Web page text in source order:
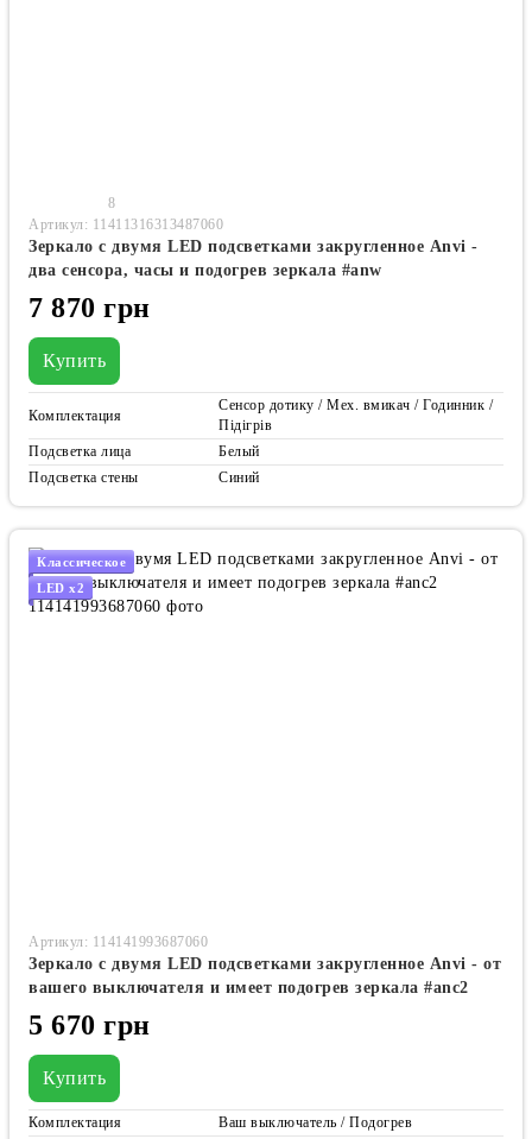
8
Артикул: 11411316313487060
Зеркало с двумя LED подсветками закругленное Anvi -
два сенсора, часы и подогрев зеркала #anw
7 870 грн
Купить
Комплектация
Сенсор дотику / Мех. вмикач / Годинник /
Підігрів
Подсветка лица
Белый
Подсветка стены
Синий
Классическое
LED x2
Артикул: 114141993687060
Зеркало с двумя LED подсветками закругленное Anvi - от
вашего выключателя и имеет подогрев зеркала #anc2
5 670 грн
Купить
Комплектация
Ваш выключатель / Подогрев